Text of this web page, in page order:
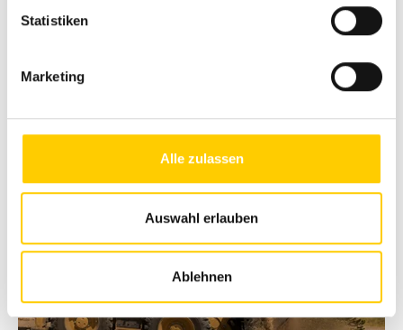
Statistiken
Marketing
Alle zulassen
Auswahl erlauben
Ablehnen
equipments